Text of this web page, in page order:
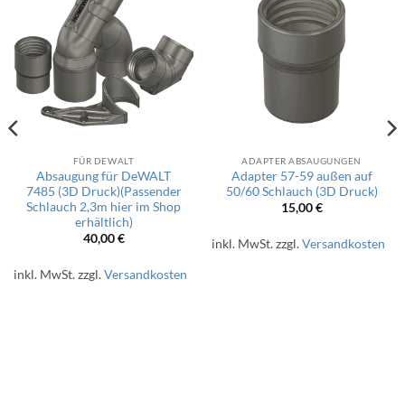
FÜR DEWALT
Absaugung für DeWALT
7485 (3D Druck)(Passender
Schlauch 2,3m hier im Shop
erhältlich)
40,00€
inkl. MwSt.zzgl.Versandkosten
ADAPTER ABSAUGUNGEN
Adapter 57-59 außen auf
50/60 Schlauch (3D Druck)
15,00€
inkl. MwSt.zzgl.Versandkosten